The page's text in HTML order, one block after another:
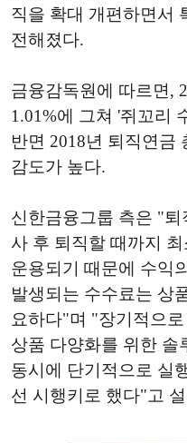
직을 확대 개편하면서
전해졌다.
금융감독원에 따르면,
1.01%에 그쳐 '쥐꼬리
반면 2018년 퇴직연금
감도가 높다.
신한금융그룹 측은 "
사 후 퇴직할 때까지
운용되기 때문에 수익
발생되는 수수료는 상
요하다"며 "장기적으
상품 다양화를 위한 솔
동시에 단기적으로 실
선 시행키로 했다"고